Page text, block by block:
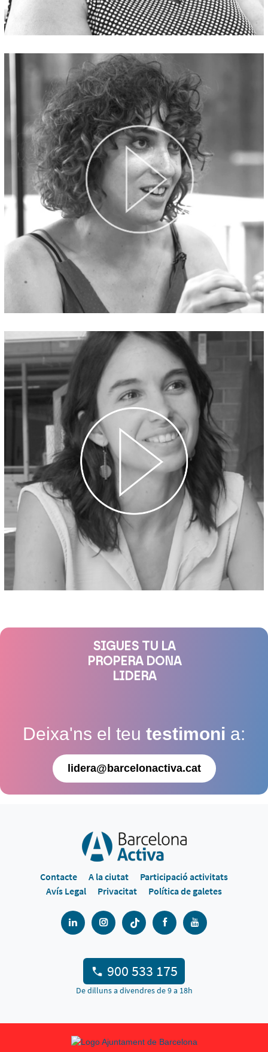
SIGUES TU LA
PROPERA DONA
LIDERA
Deixa'ns el teu testimoni a:
lidera@barcelonactiva.cat
Contacte A la ciutat
Participació activitats
Avís Legal
Privacitat Política de galetes
900 533 175
De dilluns a divendres de 9 a 18h